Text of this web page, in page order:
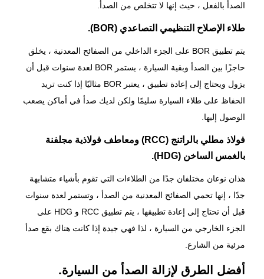
الصدأ بالفعل ، حيث إنها لا تتخلص من الصدأ.
طلاء الإصلاح التنظيمي التصاعدي (BOR).
يتم تطبيق BOR على الجزء الداخلي من الصفائح المعدنية ، يخلق
حاجزًا بين الصدأ وبقية السيارة ، يستمر BOR لعدة سنوات قبل أن
يزول ويحتاج إلى إعادة تطبيق ، يعتبر BOR مثاليًا إذا كنت تريد
الحفاظ على طلاء السيارة سليمًا ولكن لديك صدأ في أماكن يصعب
الوصول إليها.
فولاذ مطلي بالراتنج (RCC) ومعاطف فولاذية مجلفنة
بالغمس الساخن (HDG).
هذان نوعان مختلفان جدًا من الطلاءات التي تقوم بأشياء متشابهة
جدًا ، إنها تحمي الصفائح المعدنية من الصدأ ، وتستمر لعدة سنوات
قبل أن تحتاج إلى إعادة تطبيقها ، يتم تطبيق RCC و HDG على
الجزء الخارجي من السيارة ، لذا فهي جيدة إذا كانت هناك بقع صدأ
مرئية من الشارع.
أفضل الطرق لإزالة الصدأ من السيارة.